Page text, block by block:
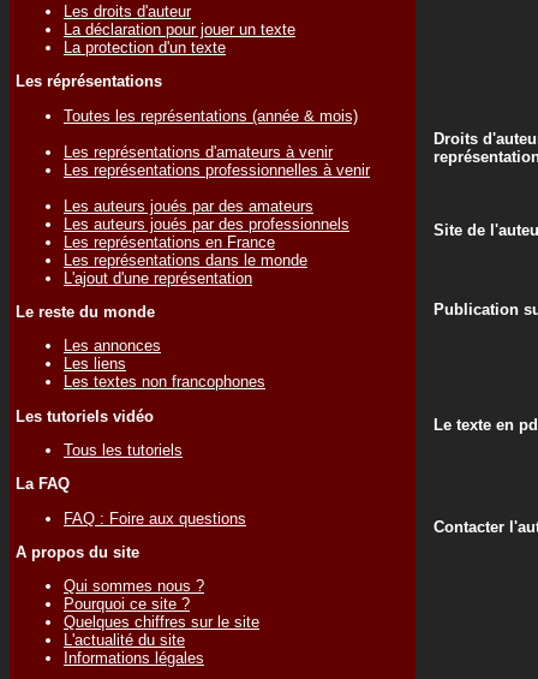
Les droits d'auteur
La déclaration pour jouer un texte
La protection d'un texte
Les réprésentations
Toutes les représentations (année & mois)
Les représentations d'amateurs à venir
Les représentations professionnelles à venir
Les auteurs joués par des amateurs
Les auteurs joués par des professionnels
Les représentations en France
Les représentations dans le monde
L'ajout d'une représentation
Le reste du monde
Les annonces
Les liens
Les textes non francophones
Les tutoriels vidéo
Tous les tutoriels
La FAQ
FAQ : Foire aux questions
A propos du site
Qui sommes nous ?
Pourquoi ce site ?
Quelques chiffres sur le site
L'actualité du site
Informations légales
Droits
Site de
Publication
Le texte en
Contacter